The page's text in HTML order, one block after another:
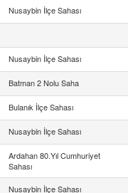
Nusaybin İlçe Sahası
Nusaybin İlçe Sahası
Batman 2 Nolu Saha
Bulanık İlçe Sahası
Nusaybin İlçe Sahası
Ardahan 80.Yıl Cumhuriyet
Sahası
Nusaybin İlçe Sahası